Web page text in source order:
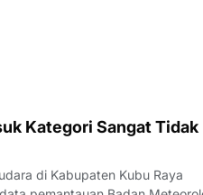
Kategori Sangat Tidak
di Kabupaten Kubu Raya